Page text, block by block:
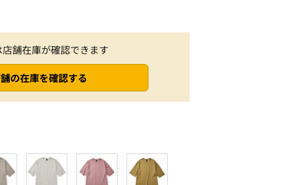
店舗在庫が確認できます
の在庫を確認する